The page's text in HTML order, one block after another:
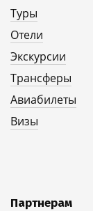
Туры
Отели
Экскурсии
Трансферы
Авиабилеты
Визы
Партнерам